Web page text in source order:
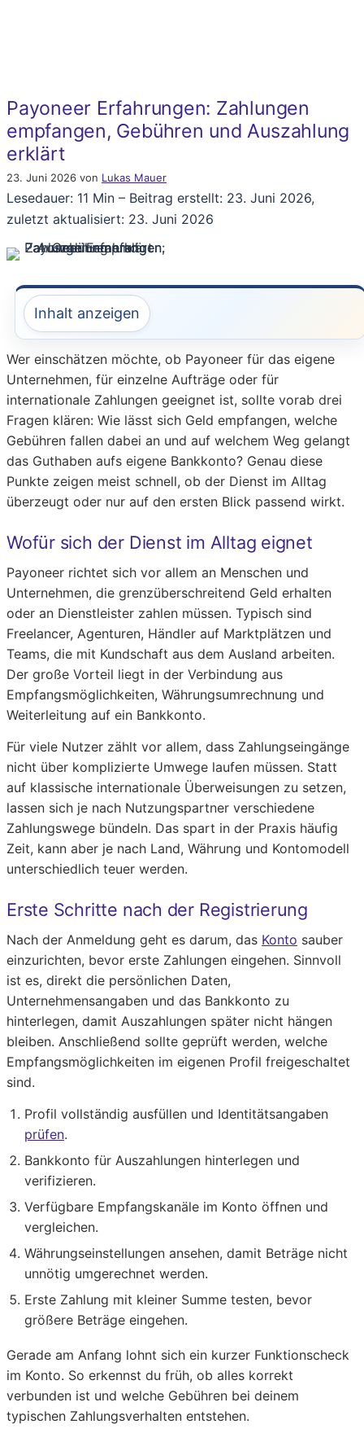
Payoneer Erfahrungen: Zahlungen
empfangen, Gebühren und Auszahlung
erklärt
23. Juni 2026 von Lukas Mauer
Lesedauer: 11 Min – Beitrag erstellt: 23. Juni 2026,
zuletzt aktualisiert: 23. Juni 2026
Inhalt anzeigen
Wer einschätzen möchte, ob Payoneer für das eigene
Unternehmen, für einzelne Aufträge oder für
internationale Zahlungen geeignet ist, sollte vorab drei
Fragen klären: Wie lässt sich Geld empfangen, welche
Gebühren fallen dabei an und auf welchem Weg gelangt
das Guthaben aufs eigene Bankkonto? Genau diese
Punkte zeigen meist schnell, ob der Dienst im Alltag
überzeugt oder nur auf den ersten Blick passend wirkt.
Wofür sich der Dienst im Alltag eignet
Payoneer richtet sich vor allem an Menschen und
Unternehmen, die grenzüberschreitend Geld erhalten
oder an Dienstleister zahlen müssen. Typisch sind
Freelancer, Agenturen, Händler auf Marktplätzen und
Teams, die mit Kundschaft aus dem Ausland arbeiten.
Der große Vorteil liegt in der Verbindung aus
Empfangsmöglichkeiten, Währungsumrechnung und
Weiterleitung auf ein Bankkonto.
Für viele Nutzer zählt vor allem, dass Zahlungseingänge
nicht über komplizierte Umwege laufen müssen. Statt
auf klassische internationale Überweisungen zu setzen,
lassen sich je nach Nutzungspartner verschiedene
Zahlungswege bündeln. Das spart in der Praxis häufig
Zeit, kann aber je nach Land, Währung und Kontomodell
unterschiedlich teuer werden.
Erste Schritte nach der Registrierung
Nach der Anmeldung geht es darum, das Konto sauber
einzurichten, bevor erste Zahlungen eingehen. Sinnvoll
ist es, direkt die persönlichen Daten,
Unternehmensangaben und das Bankkonto zu
hinterlegen, damit Auszahlungen später nicht hängen
bleiben. Anschließend sollte geprüft werden, welche
Empfangsmöglichkeiten im eigenen Profil freigeschaltet
sind.
Profil vollständig ausfüllen und Identitätsangaben
prüfen.
Bankkonto für Auszahlungen hinterlegen und
verifizieren.
Verfügbare Empfangskanäle im Konto öffnen und
vergleichen.
Währungseinstellungen ansehen, damit Beträge nicht
unnötig umgerechnet werden.
Erste Zahlung mit kleiner Summe testen, bevor
größere Beträge eingehen.
Gerade am Anfang lohnt sich ein kurzer Funktionscheck
im Konto. So erkennst du früh, ob alles korrekt
verbunden ist und welche Gebühren bei deinem
typischen Zahlungsverhalten entstehen.